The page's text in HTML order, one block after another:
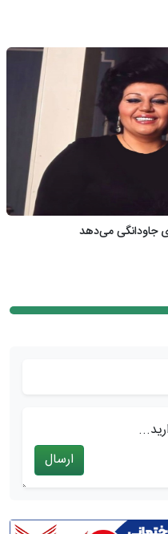
جاودانگی می‌دهد
ارسال